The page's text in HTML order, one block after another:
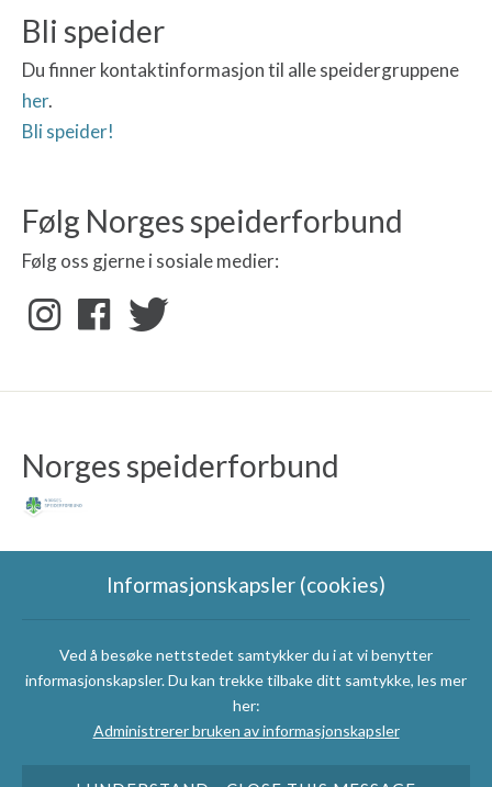
Bli speider
Du finner kontaktinformasjon til alle speidergruppene
her.
Bli speider!
Følg Norges speiderforbund
Følg oss gjerne i sosiale medier:
Norges speiderforbund
Speidergruppas
samarbeidspartnere
Informasjonskapsler (cookies)
Ved å besøke nettstedet samtykker du i at vi benytter
informasjonskapsler. Du kan trekke tilbake ditt samtykke, les mer
her:
Administrerer bruken av informasjonskapsler